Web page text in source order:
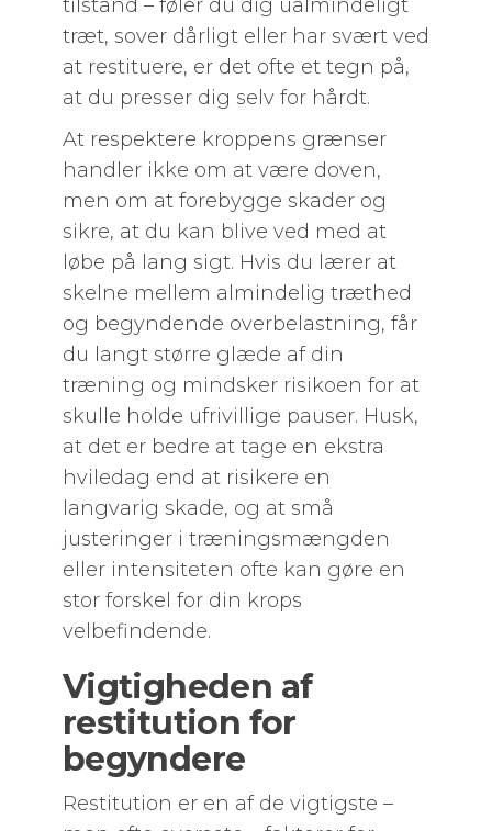
tilstand – føler du dig ualmindeligt
træt, sover dårligt eller har svært ved
at restituere, er det ofte et tegn på,
at du presser dig selv for hårdt.
At respektere kroppens grænser
handler ikke om at være doven,
men om at forebygge skader og
sikre, at du kan blive ved med at
løbe på lang sigt. Hvis du lærer at
skelne mellem almindelig træthed
og begyndende overbelastning, får
du langt større glæde af din
træning og mindsker risikoen for at
skulle holde ufrivillige pauser. Husk,
at det er bedre at tage en ekstra
hviledag end at risikere en
langvarig skade, og at små
justeringer i træningsmængden
eller intensiteten ofte kan gøre en
stor forskel for din krops
velbefindende.
Vigtigheden af
restitution for
begyndere
Restitution er en af de vigtigste –